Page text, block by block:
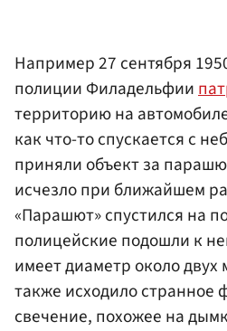
Например 27 сентября
полиции Филадельфии
территорию на
как что-то спускается с
приняли объект за
исчезло при ближайшем
«Парашют» спустился на
полицейские подошли к
имеет диаметр около двух
также исходило странное
свечение, похожее на